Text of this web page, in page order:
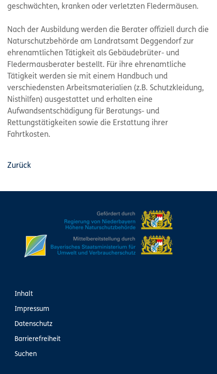
geschwächten, kranken oder verletzten Fledermäusen.
Nach der Ausbildung werden die Berater offiziell durch die
Naturschutzbehörde am Landratsamt Deggendorf zur
ehrenamtlichen Tätigkeit als Gebäudebrüter- und
Fledermausberater bestellt. Für ihre ehrenamtliche
Tätigkeit werden sie mit einem Handbuch und
verschiedensten Arbeitsmaterialien (z.B. Schutzkleidung,
Nisthilfen) ausgestattet und erhalten eine
Aufwandsentschädigung für Beratungs- und
Rettungstätigkeiten sowie die Erstattung ihrer
Fahrtkosten.
Zurück
Inhalt
Impressum
Datenschutz
Barrierefreiheit
Suchen